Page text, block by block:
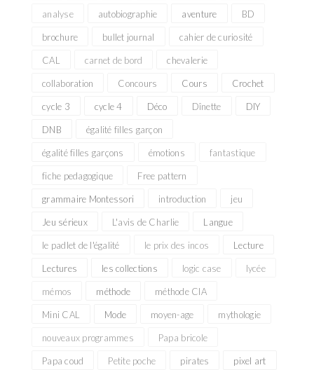
analyse autobiographie aventure BD
brochure bullet journal cahier de curiosité
CAL carnet de bord chevalerie
collaboration Concours Cours Crochet
cycle 3 cycle 4 Déco Dînette DIY
DNB égalité filles garçon
égalité filles garçons émotions fantastique
fiche pedagogique Free pattern
grammaire Montessori introduction jeu
Jeu sérieux L'avis de Charlie Langue
le padlet de l'égalité le prix des incos Lecture
Lectures les collections logic case lycée
mémos méthode méthode CIA
Mini CAL Mode moyen-age mythologie
nouveaux programmes Papa bricole
Papa coud Petite poche pirates pixel art